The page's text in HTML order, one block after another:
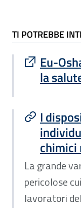
TI
TI POTREBBE
Eu-
la
Sito
I
chimici
La grande
pericolose
lavoratori